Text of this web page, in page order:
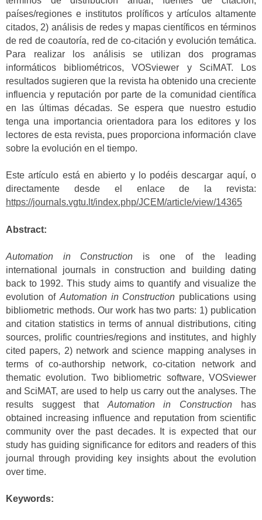
países/regiones e institutos prolíficos y artículos altamente
citados, 2) análisis de redes y mapas científicos en términos
de red de coautoría, red de co-citación y evolución temática.
Para realizar los análisis se utilizan dos programas
informáticos bibliométricos, VOSviewer y SciMAT. Los
resultados sugieren que la revista ha obtenido una creciente
influencia y reputación por parte de la comunidad científica
en las últimas décadas. Se espera que nuestro estudio
tenga una importancia orientadora para los editores y los
lectores de esta revista, pues proporciona información clave
sobre la evolución en el tiempo.
Este artículo está en abierto y lo podéis descargar aquí, o
directamente desde el enlace de la revista:
https://journals.vgtu.lt/index.php/JCEM/article/view/14365
Abstract:
Automation in Construction is one of the leading
international journals in construction and building dating
back to 1992. This study aims to quantify and visualize the
evolution of Automation in Construction publications using
bibliometric methods. Our work has two parts: 1) publication
and citation statistics in terms of annual distributions, citing
sources, prolific countries/regions and institutes, and highly
cited papers, 2) network and science mapping analyses in
terms of co-authorship network, co-citation network and
thematic evolution. Two bibliometric software, VOSviewer
and SciMAT, are used to help us carry out the analyses. The
results suggest that Automation in Construction has
obtained increasing influence and reputation from scientific
community over the past decades. It is expected that our
study has guiding significance for editors and readers of this
journal through providing key insights about the evolution
over time.
Keywords: